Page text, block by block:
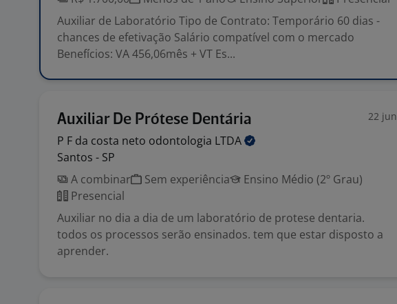
Auxiliar de Laboratório Tipo de Contrato: Temporário 60 dias -
chances de efetivação Salário compatível com o mercado
Benefícios: VA 456,06mês + VT Es...
Auxiliar De Prótese Dentária 22 jun
P F da costa neto odontologia LTDA
Santos - SP
A combinar
Sem experiência
Ensino Médio (2º Grau)
Presencial
Auxiliar no dia a dia de um laboratório de protese dentaria.
todos os processos serão ensinados. tem que estar disposto a
aprender.